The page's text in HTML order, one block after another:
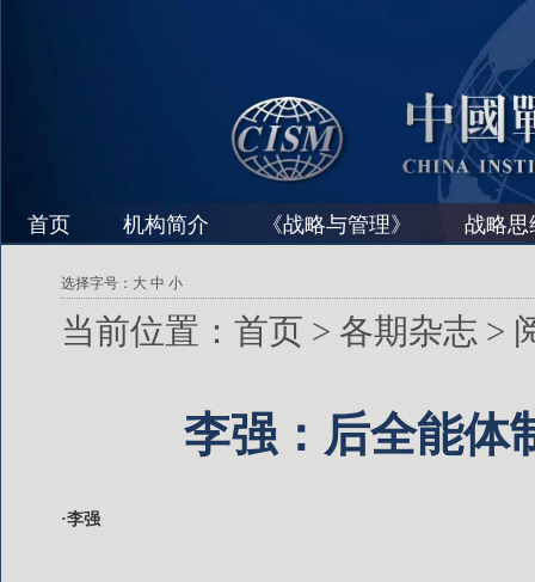
首页 机构简介 《战略与管理》 战略思
选择字号： 大 中 小
当前位置： 首页 > 各期杂志 >
李强：后全能体
·李强